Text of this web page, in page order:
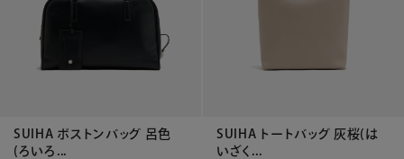
SUIHA ボストンバッグ 呂色
(ろいろ...
SUIHA トートバッグ 灰桜(は
いざく...